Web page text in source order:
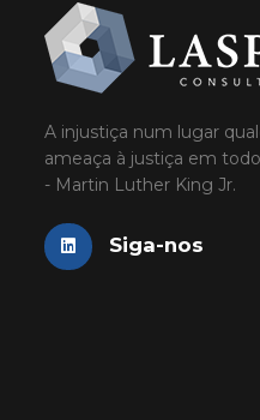
A injustiça num lugar
ameaça à justiça em
- Martin Luther King Jr.
Siga-nos